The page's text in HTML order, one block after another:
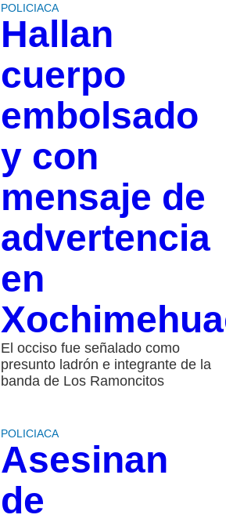
POLICIACA
Hallan
cuerpo
embolsado
y con
mensaje de
advertencia
en
El occiso fue señalado como
presunto ladrón e integrante de la
banda de Los Ramoncitos
POLICIACA
Asesinan
de